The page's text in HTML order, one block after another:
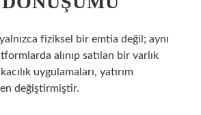
fiziksel bir emtia değil; aynı
alınıp satılan bir varlık
uygulamaları, yatırım
değiştirmiştir.